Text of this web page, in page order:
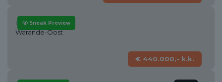
Sneak Preview
Bergen op zoom
Warande-Oost
€ 440.000,- k.k.